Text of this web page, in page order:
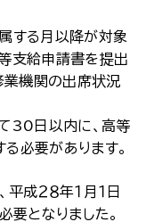
する月以降が対象
支給申請書を提出
業機関の出席状況
30日以内に、高等
必要があります。
成２８年１月１日
要となりました。